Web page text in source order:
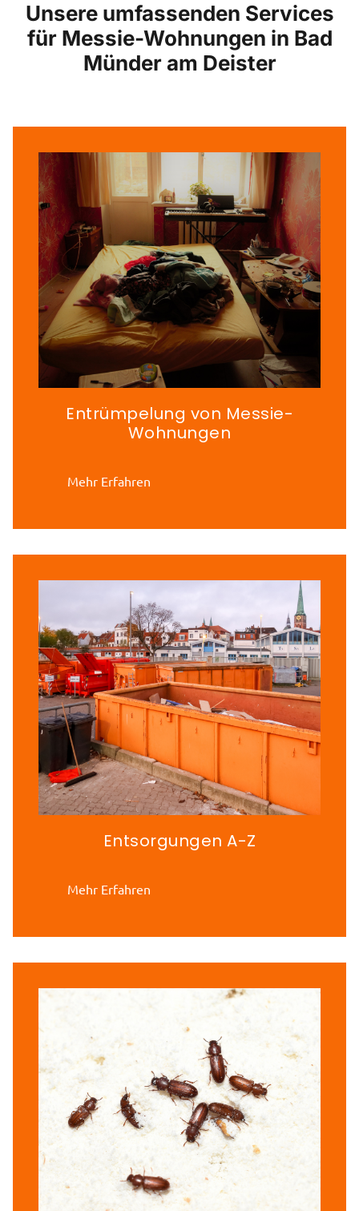
Unsere umfassenden Services
für Messie-Wohnungen in Bad
Münder am Deister
Entrümpelung von Messie-
Wohnungen
Mehr Erfahren
Entsorgungen A-Z
Mehr Erfahren